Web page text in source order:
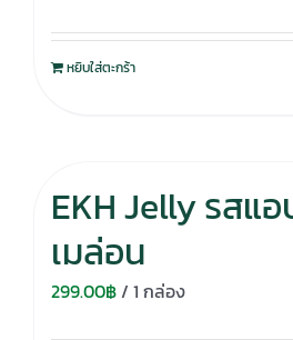
was:
280.00฿.
is:
หยิบใส่ตะกร้า
EKH Jelly รสแ
เมล่อน
299.00฿/ 1 กล่อง